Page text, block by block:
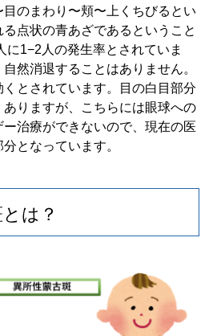
のまわり〜頬〜上くちびるとい
点状の青あざであるということ
に1−2人の発生率とされていま
然消退することはありません。
とされています。目の白目部分
りますが、こちらには眼球への
治療ができないので、現在の医
となっています。
は？